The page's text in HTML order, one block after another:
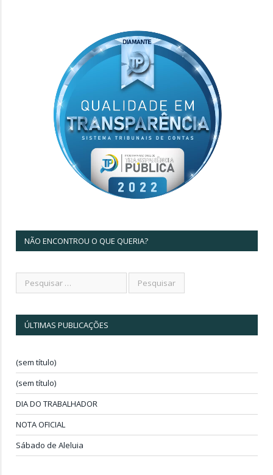
NÃO ENCONTROU O QUE QUERIA?
ÚLTIMAS PUBLICAÇÕES
(sem título)
(sem título)
DIA DO TRABALHADOR
NOTA OFICIAL
Sábado de Aleluia